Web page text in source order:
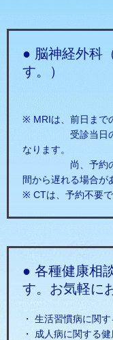
● 脳神経外科
す。）
※ MRIは、前日まで
受診当日の検査
なります。
尚、予約の方で
間から遅れる場合が
※ CTは、予約不要で
● 各種健康相
す。お気軽に
・ 生活習慣病に関
・ 成人病に関する